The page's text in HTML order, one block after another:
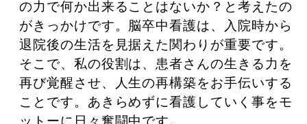
の力で何か出来ることはないか？と考えたの
がきっかけです。脳卒中看護は、入院時から
退院後の生活を見据えた関わりが重要です。
そこで、私の役割は、患者さんの生きる力を
再び覚醒させ、人生の再構築をお手伝いする
ことです。あきらめずに看護していく事をモ
ットーに日々奮闘中です。